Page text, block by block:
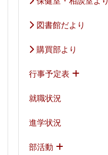
図書館だより
購買部より
行事予定表
就職状況
進学状況
部活動